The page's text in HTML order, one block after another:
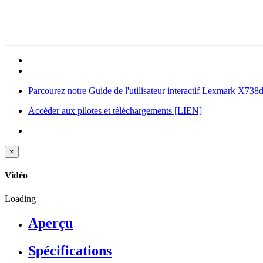
Parcourez notre Guide de l'utilisateur interactif Lexmark
Accéder aux pilotes et téléchargements [LIEN]
×
Vidéo
Loading
Aperçu
Spécifications